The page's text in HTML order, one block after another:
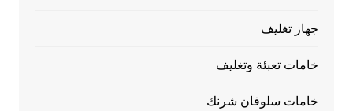
جهاز تغليف
خامات تعبئة وتغليف
خامات سلوفان شرنك